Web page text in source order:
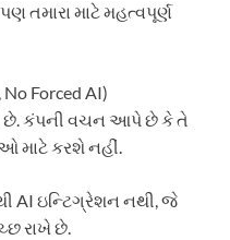
તમારા માટે મહત્વપૂર્ણ
No Forced AI)
છે. કંપની વચન આપે છે કે તે
માટે કરશે નહીં.
AI ઇન્ટિગ્રેશન નથી, જે
રાખે છે.